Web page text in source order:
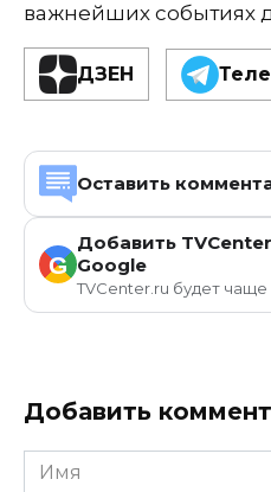
важнейших событиях
ДЗЕН
Оставить
G
Добавить
Google
TVCenter.ru будет чаще
Добавить
Имя